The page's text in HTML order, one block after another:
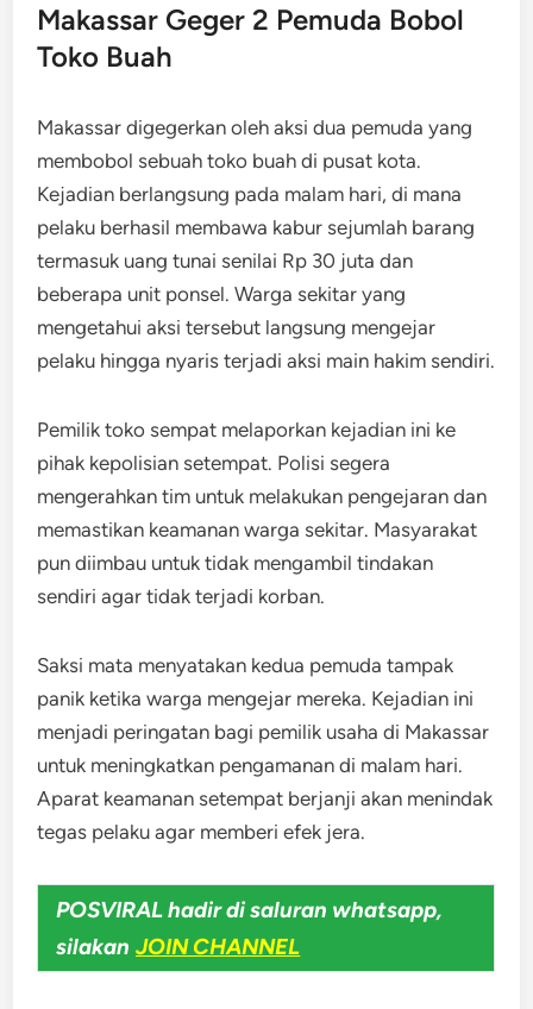
Makassar Geger 2 Pemuda Bobol
Toko Buah
Makassar digegerkan oleh aksi dua pemuda yang
membobol sebuah toko buah di pusat kota.
Kejadian berlangsung pada malam hari, di mana
pelaku berhasil membawa kabur sejumlah barang
termasuk uang tunai senilai Rp 30 juta dan
beberapa unit ponsel. Warga sekitar yang
mengetahui aksi tersebut langsung mengejar
pelaku hingga nyaris terjadi aksi main hakim sendiri.
Pemilik toko sempat melaporkan kejadian ini ke
pihak kepolisian setempat. Polisi segera
mengerahkan tim untuk melakukan pengejaran dan
memastikan keamanan warga sekitar. Masyarakat
pun diimbau untuk tidak mengambil tindakan
sendiri agar tidak terjadi korban.
Saksi mata menyatakan kedua pemuda tampak
panik ketika warga mengejar mereka. Kejadian ini
menjadi peringatan bagi pemilik usaha di Makassar
untuk meningkatkan pengamanan di malam hari.
Aparat keamanan setempat berjanji akan menindak
tegas pelaku agar memberi efek jera.
POSVIRAL hadir di saluran whatsapp,
silakan JOIN CHANNEL